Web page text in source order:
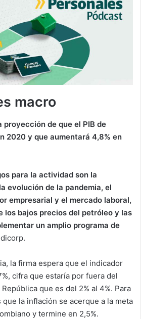
macro
de que el PIB de
2020 y que aumentará 4,8% en
para la actividad son la
evolución de la pandemia, el
empresarial y el mercado laboral,
los bajos precios del petróleo y las
un amplio programa de
la firma espera que el indicador
cifra que estaría por fuera del
que es del 2% al 4%. Para
que la inflación se acerque a la meta
y termine en 2,5%.